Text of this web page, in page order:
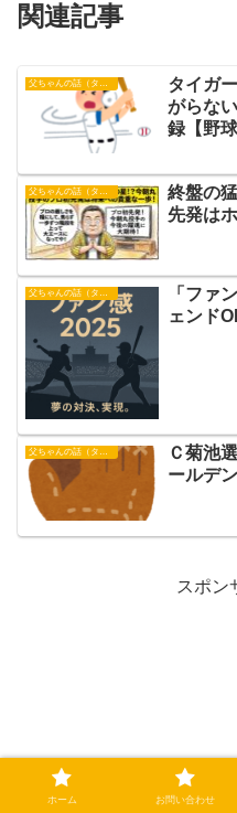
関連記事
父ちゃんの話（タイガース）
タイガ
がらな
録【野球
父ちゃんの話（タイガース）
終盤の
先発は
「ファ
ェンド
Ｃ菊池
ールデ
スポン
ホーム お問い合わせ